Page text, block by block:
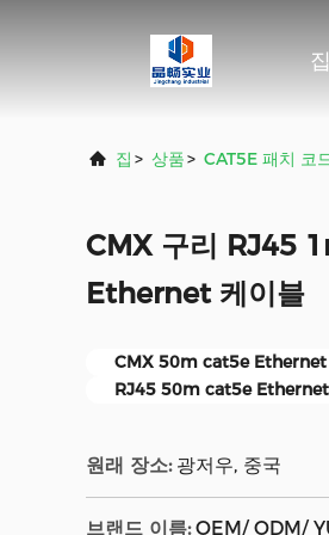
집
집 > 상품> CAT5E 패치 코
CMX 구리 RJ45
Ethernet 케이블
CMX 50m cat5e Ethernet
RJ45 50m cat5e Ethernet
원래 장소: 광저우, 중국
브랜드 이름: OEM/ ODM/